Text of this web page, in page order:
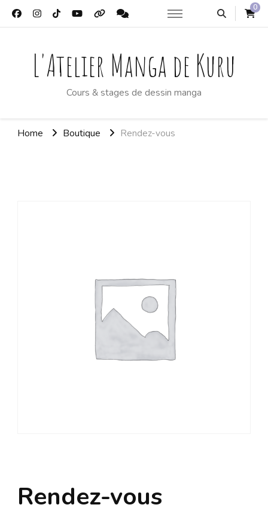
0
L'Atelier Manga de Kuru
Cours & stages de dessin manga
Home Boutique Rendez-vous
Rendez-vous